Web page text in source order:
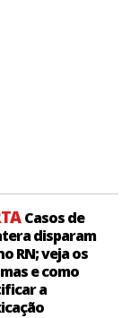
Casos de
disparam
RN; veja os
e como
a